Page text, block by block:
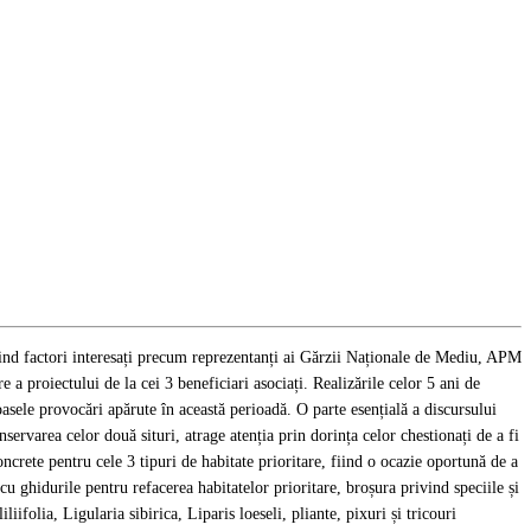
factori interesați precum reprezentanți ai Gărzii Naționale de Mediu, APM
proiectului de la cei 3 beneficiari asociați. Realizările celor 5 ani de
provocări apărute în această perioadă. O parte esențială a discursului
celor două situri, atrage atenția prin dorința celor chestionați de a fi
pentru cele 3 tipuri de habitate prioritare, fiind o ocazie oportună de a
ghidurile pentru refacerea habitatelor prioritare, broșura privind speciile și
liliifolia, Ligularia sibirica, Liparis loeseli, pliante, pixuri și tricouri